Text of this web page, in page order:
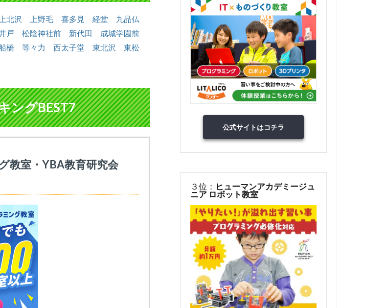
上北沢 上野毛 喜多見 経堂
九品仏
戸 松陰神社前 新代田
成城学園前
橋 等々力 西太子堂 東北沢
東松
ングBEST7
教室・YBA教育研究会
公式サイトはコチラ
３位： ヒューマンアカデミージュ
ニア ロボット教室